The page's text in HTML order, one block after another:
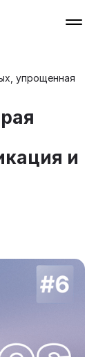
упрощенная
и